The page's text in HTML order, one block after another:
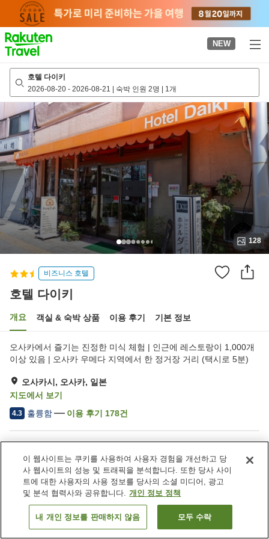
page
NEW
호텔 다이키
2026-08-20 - 2026-08-21 | 숙박 인원 2명 | 1개
128
비즈니스 호텔
호텔 다이키
개요 객실 & 숙박 상품 이용 후기 기본 정보
오사카에서 즐기는 진정한 미식 체험 | 인근에 레스토랑이 1,000개
이상 있음 | 오사카 우메다 지역에서 한 정거장 거리 (택시로 5분)
오사카시, 오사카, 일본
지도에서 보기
4.3 훌륭함 이용 후기 178건
카페 자동판매기
일본 오사카 오사카시 호텔 다이키
객실 보기
이 웹사이트는 쿠키를 사용하여 사용자 경험을 개선하고 당
사 웹사이트의 성능 및 트래픽을 분석합니다. 또한 당사 사이
트에 대한 사용자의 사용 정보를 당사의 소셜 미디어, 광고
및 분석 협력사와 공유합니다. 개인 정보 정책
내 개인 정보를 판매하지 않음 모두 수락